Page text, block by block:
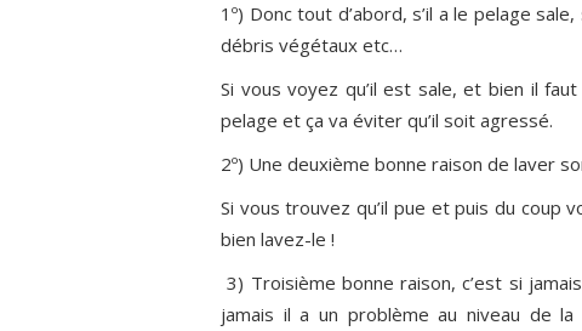
1º) Donc tout d’abord, s’il a le pelage
débris végétaux etc…
Si vous voyez qu’il est sale, et bien il
pelage et ça va éviter qu’il soit agressé.
2º) Une deuxième bonne raison de laver
Si vous trouvez qu’il pue et puis du coup
bien lavez-le !
3) Troisième bonne raison, c’est si
jamais il a un problème au niveau de